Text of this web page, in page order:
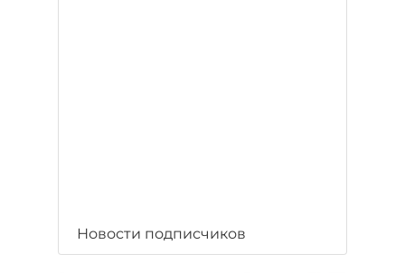
Новости подписчиков